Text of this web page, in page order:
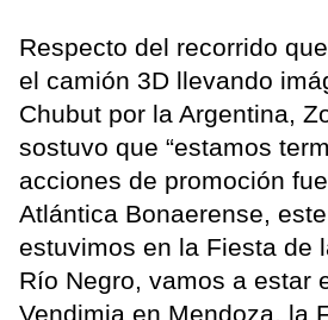
Respecto del recorrido
el camión 3D llevando
Chubut por la Argentina,
sostuvo que “estamos
acciones de promoción
Atlántica Bonaerense,
estuvimos en la Fiesta de
Río Negro, vamos a estar
Vendimia en Mendoza, la